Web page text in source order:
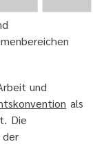
und
als
Die